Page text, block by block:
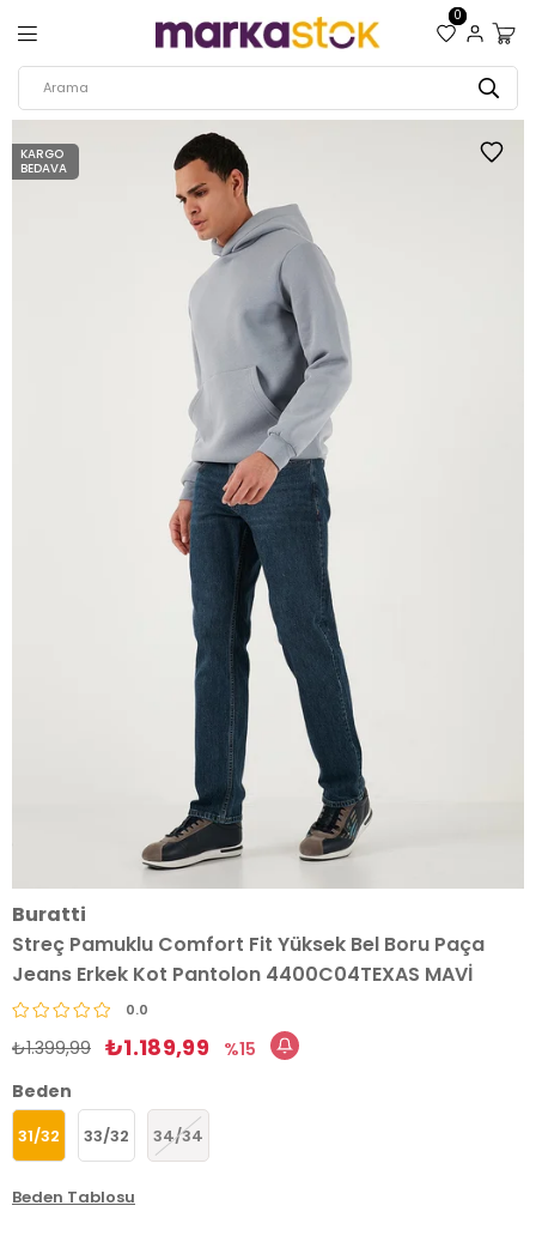
0
KARGO
BEDAVA
Buratti
Streç Pamuklu Comfort Fit Yüksek Bel Boru Paça
Jeans Erkek Kot Pantolon 4400C04TEXAS MAVİ
0.0
₺1.399,99 ₺1.189,99
15
Beden
31/32 33/32 34/34
Beden Tablosu